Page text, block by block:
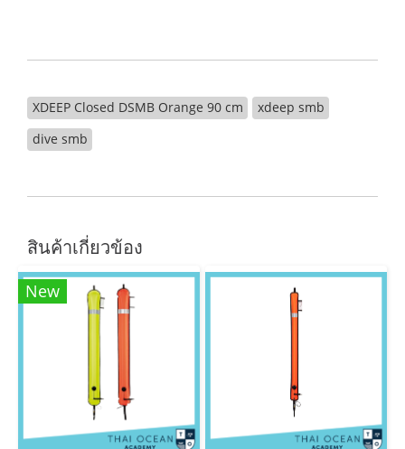
XDEEP Closed DSMB Orange 90 cm
xdeep smb
dive smb
สินค้าเกี่ยวข้อง
New